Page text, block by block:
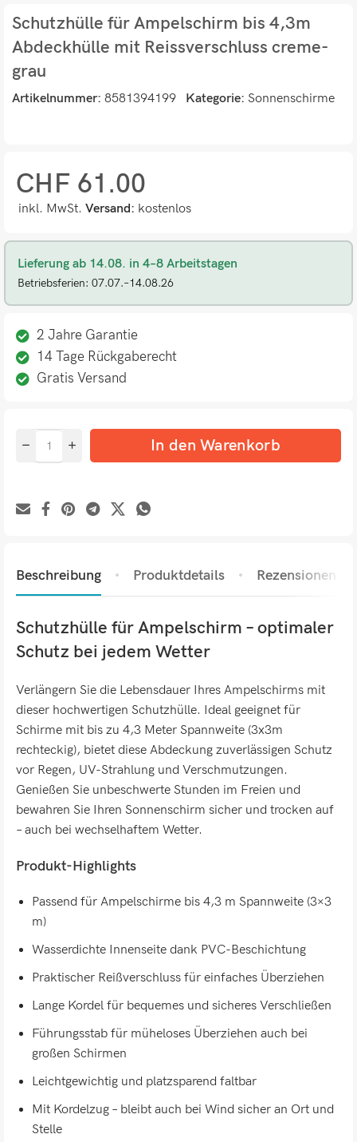
Schutzhülle für Ampelschirm bis 4,3m
Abdeckhülle mit Reissverschluss creme-
grau
Artikelnummer: 8581394199 Kategorie: Sonnenschirme
CHF 61.00
inkl. MwSt. Versand: kostenlos
Lieferung ab 14.08. in 4–8 Arbeitstagen
Betriebsferien: 07.07.–14.08.26
2 Jahre Garantie
14 Tage Rückgaberecht
Gratis Versand
In den Warenkorb
Beschreibung Produktdetails Rezensionen (0)
Schutzhülle für Ampelschirm – optimaler
Schutz bei jedem Wetter
Verlängern Sie die Lebensdauer Ihres Ampelschirms mit
dieser hochwertigen Schutzhülle. Ideal geeignet für
Schirme mit bis zu 4,3 Meter Spannweite (3x3m
rechteckig), bietet diese Abdeckung zuverlässigen Schutz
vor Regen, UV-Strahlung und Verschmutzungen.
Genießen Sie unbeschwerte Stunden im Freien und
bewahren Sie Ihren Sonnenschirm sicher und trocken auf
– auch bei wechselhaftem Wetter.
Produkt-Highlights
Passend für Ampelschirme bis 4,3 m Spannweite (3×3
m)
Wasserdichte Innenseite dank PVC-Beschichtung
Praktischer Reißverschluss für einfaches Überziehen
Lange Kordel für bequemes und sicheres Verschließen
Führungsstab für müheloses Überziehen auch bei
großen Schirmen
Leichtgewichtig und platzsparend faltbar
Mit Kordelzug – bleibt auch bei Wind sicher an Ort und
Stelle